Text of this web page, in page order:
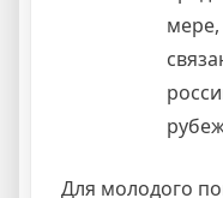
мере,
Для молодого